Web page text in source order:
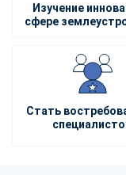
Изучение
сфере
Стать